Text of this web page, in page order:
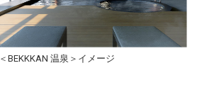
＜BEKKKAN 温泉＞イメージ